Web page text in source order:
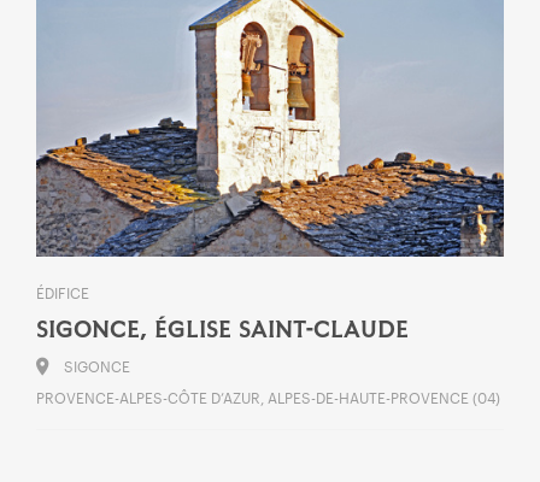
ÉDIFICE
SIGONCE, ÉGLISE SAINT-CLAUDE
SIGONCE
PROVENCE-ALPES-CÔTE D’AZUR, ALPES-DE-HAUTE-PROVENCE (04)